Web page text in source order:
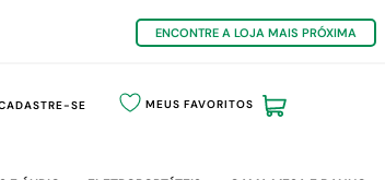
ENCONTRE A LOJA MAIS PRÓXIMA
SE MEUS FAVORITOS